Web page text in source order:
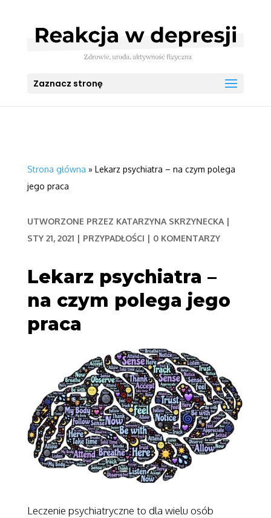
Zaznacz stronę
Strona główna » Lekarz psychiatra – na czym polega
jego praca
UTWORZONE PRZEZ KATARZYNA SKRZYNECKA|
STY 21, 2021 | PRZYPADŁOŚCI | 0 KOMENTARZY
Lekarz psychiatra –
na czym polega jego
praca
Leczenie psychiatryczne to dla wielu osób